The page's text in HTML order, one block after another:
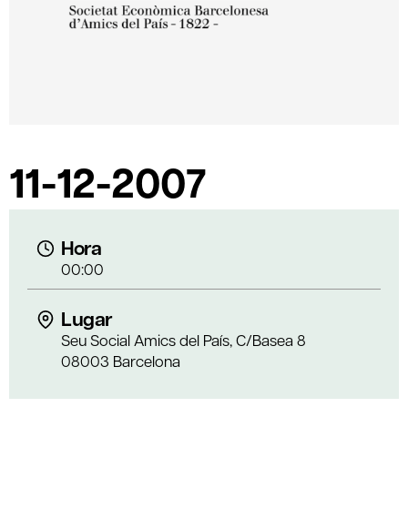
11-12-2007
Hora
00:00
Lugar
Seu Social Amics del País, C/Basea 8
08003 Barcelona